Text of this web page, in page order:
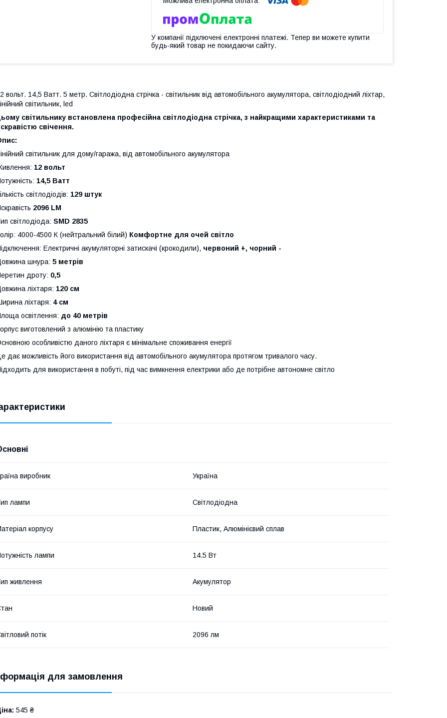
У компанії підключені електронні платежі. Тепер ви можете купити
будь-який товар не покидаючи сайту.
вольт. 14,5 Ватт. 5 метр. Світлодіодна стрічка - світильник від автомобільного акумулятора, світлодіодний ліхтар,
світильник, led
світильнику встановлена ​​професійна світлодіодна стрічка, з найкращими характеристиками та
свічення.
світильник для дому/гаража, від автомобільного акумулятора
12 вольт
14,5 Ватт
світлодіодів: 129 штук
2096 LM
світлодіода: SMD 2835
4000-4500 К (нейтральний білий) Комфортне для очей світло
Електричні акумуляторні затискачі (крокодили), червоний +, чорний -
шнура: 5 метрів
дроту: 0,5
ліхтаря: 120 см
ліхтаря: 4 см
освітлення: до 40 метрів
виготовлений з алюмінію та пластику
особливістю даного ліхтаря є мінімальне споживання енергії
дає можливість його використання від автомобільного акумулятора протягом тривалого часу.
для використання в побуті, під час вимкнення електрики або де потрібне автономне світло
виробник Україна
лампи Світлодіодна
корпусу Пластик, Алюмінієвий сплав
лампи 14.5 Вт
живлення Акумулятор
Новий
потік 2096 лм
для замовлення
545 ₴